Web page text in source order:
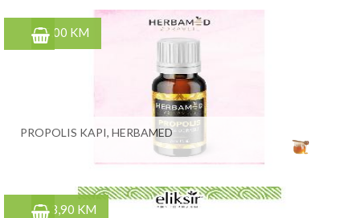
5,00 KM
PROPOLIS KAPI, HERBAMED
13,90 KM